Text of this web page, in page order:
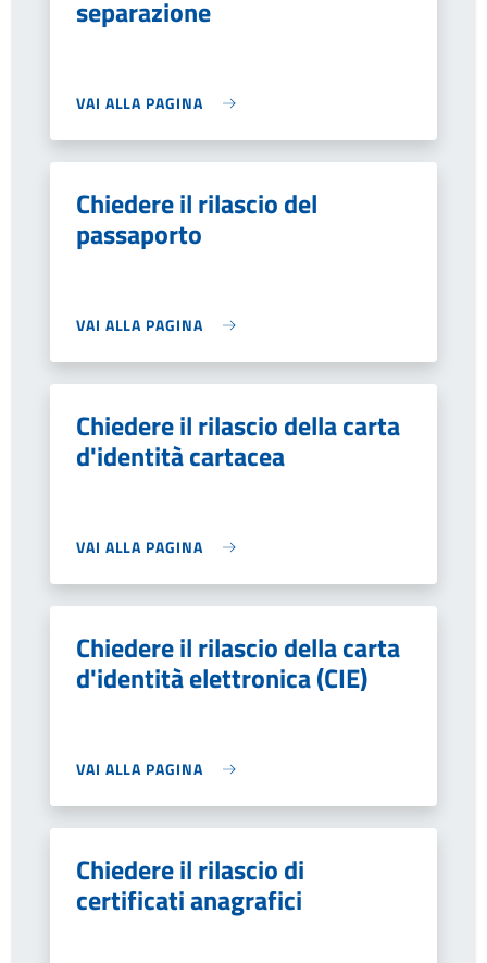
separazione
VAI ALLA PAGINA
Chiedere il rilascio del
passaporto
VAI ALLA PAGINA
Chiedere il rilascio della carta
d'identità cartacea
VAI ALLA PAGINA
Chiedere il rilascio della carta
d'identità elettronica (CIE)
VAI ALLA PAGINA
Chiedere il rilascio di
certificati anagrafici